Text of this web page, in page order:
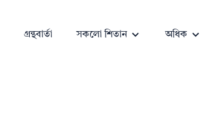
গ্ৰন্থবাৰ্তা সকলো শিতান অধিক